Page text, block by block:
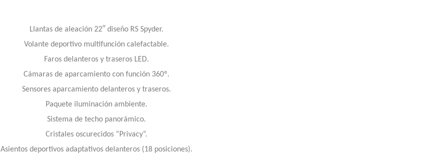
Llantas de aleación 22″ diseño RS Spyder.
Volante deportivo multifunción calefactable.
Faros delanteros y traseros LED.
Cámaras de aparcamiento con función 360º.
Sensores aparcamiento delanteros y traseros.
Paquete iluminación ambiente.
Sistema de techo panorámico.
Cristales oscurecidos “Privacy”.
Asientos deportivos adaptativos delanteros (18 posiciones).